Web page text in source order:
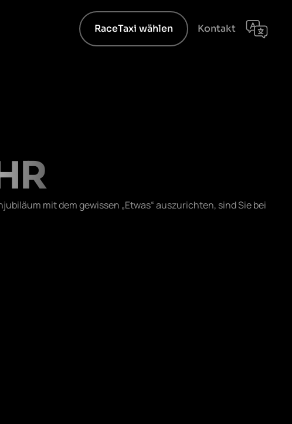
RaceTaxi wählen Kontakt
mit dem gewissen „Etwas“ auszurichten, sind Sie bei